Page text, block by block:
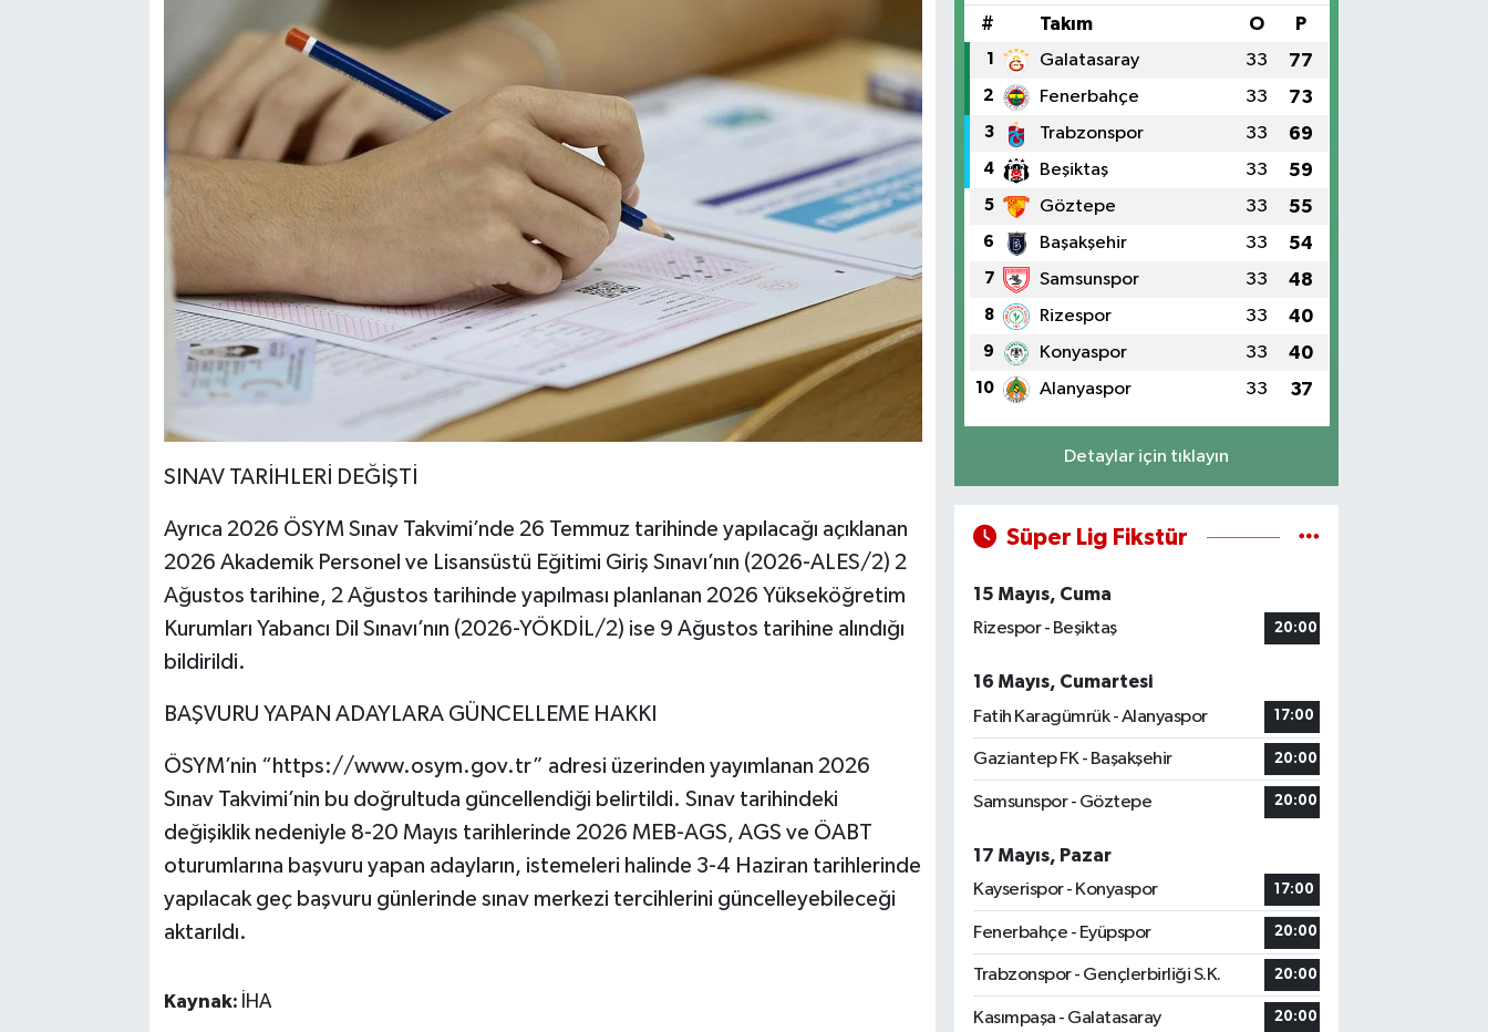
SINAV TARİHLERİ DEĞİŞTİ
Ayrıca 2026 ÖSYM Sınav Takvimi’nde 26 Temmuz tarihinde yapılacağı açıklanan
2026 Akademik Personel ve Lisansüstü Eğitimi Giriş Sınavı’nın (2026-ALES/2) 2
Ağustos tarihine, 2 Ağustos tarihinde yapılması planlanan 2026 Yükseköğretim
Kurumları Yabancı Dil Sınavı’nın (2026-YÖKDİL/2) ise 9 Ağustos tarihine alındığı
bildirildi.
BAŞVURU YAPAN ADAYLARA GÜNCELLEME HAKKI
ÖSYM’nin “https://www.osym.gov.tr” adresi üzerinden yayımlanan 2026
Sınav Takvimi’nin bu doğrultuda güncellendiği belirtildi. Sınav tarihindeki
değişiklik nedeniyle 8-20 Mayıs tarihlerinde 2026 MEB-AGS, AGS ve ÖABT
oturumlarına başvuru yapan adayların, istemeleri halinde 3-4 Haziran tarihlerinde
yapılacak geç başvuru günlerinde sınav merkezi tercihlerini güncelleyebileceği
aktarıldı.
Kaynak: İHA
# Takım O P
1 Galatasaray 33 77
2 Fenerbahçe 33 73
3 Trabzonspor 33 69
4 Beşiktaş 33 59
5 Göztepe 33 55
6 Başakşehir 33 54
7 Samsunspor 33 48
8 Rizespor 33 40
9 Konyaspor 33 40
10 Alanyaspor 33 37
Detaylar için tıklayın
Süper Lig Fikstür
15 Mayıs, Cuma
Rizespor - Beşiktaş
20:00
16 Mayıs, Cumartesi
Fatih Karagümrük - Alanyaspor
17:00
Gaziantep FK - Başakşehir 20:00
Samsunspor - Göztepe 20:00
17 Mayıs, Pazar
Kayserispor - Konyaspor
17:00
Fenerbahçe - Eyüpspor 20:00
Trabzonspor - Gençlerbirliği S.K. 20:00
Kasımpaşa - Galatasaray 20:00